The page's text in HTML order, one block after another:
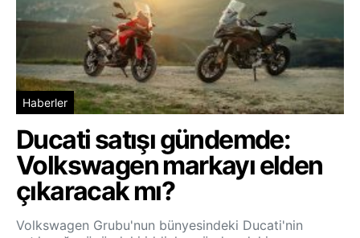
Haberler
Ducati satışı gündemde:
Volkswagen markayı elden
çıkaracak mı?
Volkswagen Grubu'nun bünyesindeki Ducati'nin